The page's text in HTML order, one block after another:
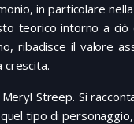
in particolare
teorico intorno a ciò
ribadisce il valore
crescita.
Streep. Si
tipo di